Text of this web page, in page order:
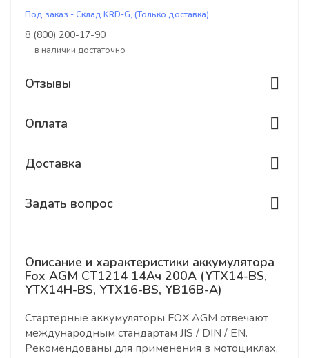
Под заказ - Склад KRD-G, (Только доставка)
8 (800) 200-17-90
В наличии достаточно
Отзывы
Оплата
Доставка
Задать вопрос
Описание и характеристики аккумулятора
Fox AGM CT1214 14Ач 200A (YTX14-BS,
YTX14H-BS, YTX16-BS, YB16B-A)
Стартерные аккумуляторы FOX AGM отвечают
международным стандартам JIS / DIN / EN.
Рекомендованы для применения в мотоциклах,